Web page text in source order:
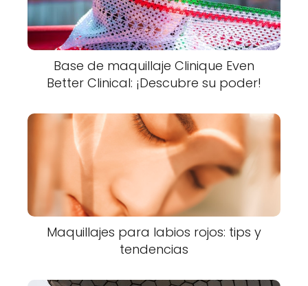
Base de maquillaje Clinique Even
Better Clinical: ¡Descubre su poder!
Maquillajes para labios rojos: tips y
tendencias